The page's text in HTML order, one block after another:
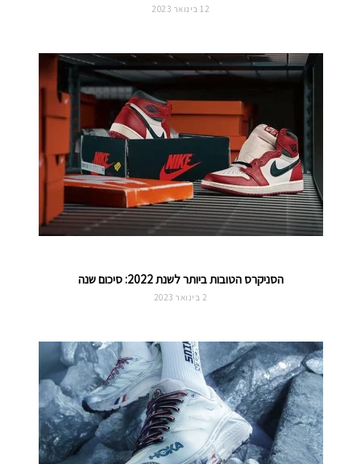
12 בינואר 2023
הסניקרס הטובות ביותר לשנת 2022: סיכום שנה
2 בינואר 2023